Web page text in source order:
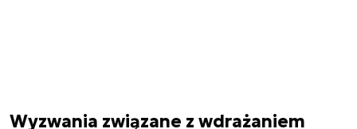
Wyzwania związane z wdrażaniem